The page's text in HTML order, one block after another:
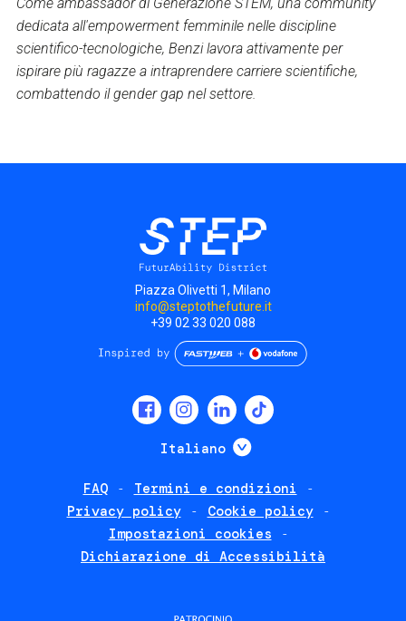
dedicata all'empowerment femminile nelle discipline
scientifico-tecnologiche, Benzi lavora attivamente per
ispirare più ragazze a intraprendere carriere scientifiche,
combattendo il gender gap nel settore.
Piazza Olivetti 1, Milano
info@steptothefuture.it
+39 02 33 020 088
Italiano Mostra ulteriori
FAQ
Termini e condizioni
Privacy policy
Cookie policy
Impostazioni cookies
Dichiarazione di Accessibilità